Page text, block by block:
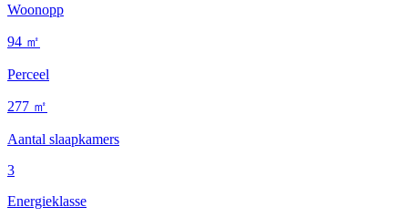
Woonopp
94 ㎡
Perceel
277 ㎡
Aantal slaapkamers
3
Energieklasse